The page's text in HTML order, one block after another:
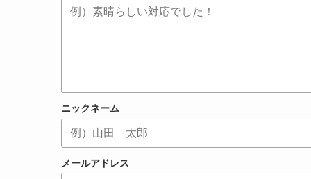
ニックネーム
メールアドレス